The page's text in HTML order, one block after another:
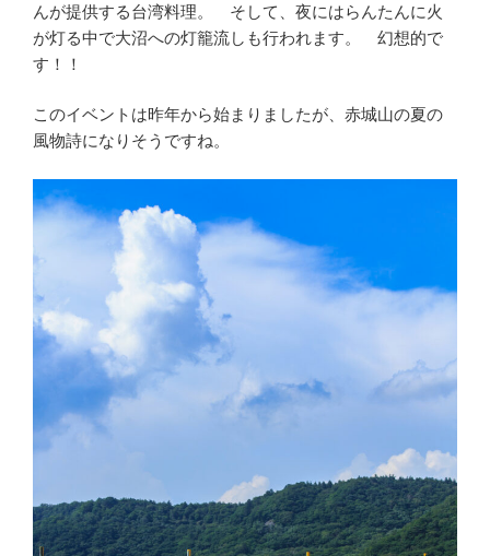
んが提供する台湾料理。 そして、夜にはらんたんに火
が灯る中で大沼への灯籠流しも行われます。 幻想的で
す！！
このイベントは昨年から始まりましたが、赤城山の夏の
風物詩になりそうですね。